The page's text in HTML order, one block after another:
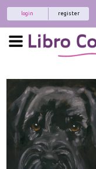
register
login